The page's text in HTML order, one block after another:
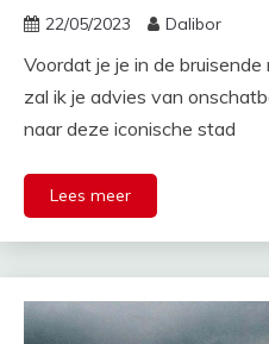
22/05/2023 Dalibor
Voordat je je in de
zal ik je advies van
naar deze iconische stad
Lees meer